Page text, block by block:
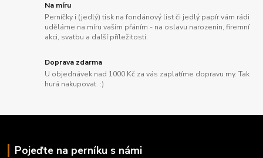
Na míru
Perníčky i (jedlý) tisk na fondánový list či jedlý papír vám rádi
uděláme na míru vašim přáním - na oslavu narozenin, firemní
akci, svatbu a další příležitosti.
Doprava zdarma
U objednávek nad 1000 Kč za vás zaplatíme dopravu my. Tak
hurá nakupovat. :)
Pojeďte na perníku s námi